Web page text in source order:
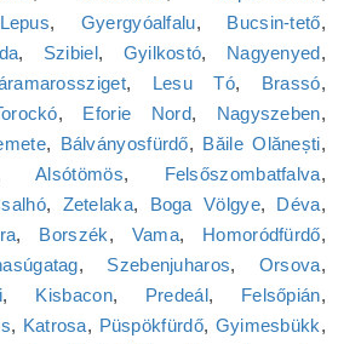
Lepus, Gyergyóalfalu, Bucsin-tető,
, Szibiel, Gyilkostó, Nagyenyed,
, Lesu Tó, Brassó,
, Eforie Nord, Nagyszeben,
, Bálványosfürdő, Băile Olănești,
Alsótömös, Felsőszombatfalva,
, Zetelaka, Boga Völgye, Déva,
, Borszék, Vama, Homoródfürdő,
, Szebenjuharos, Orsova,
, Kisbacon, Predeál, Felsőpián,
, Katrosa, Püspökfürdő, Gyimesbükk,